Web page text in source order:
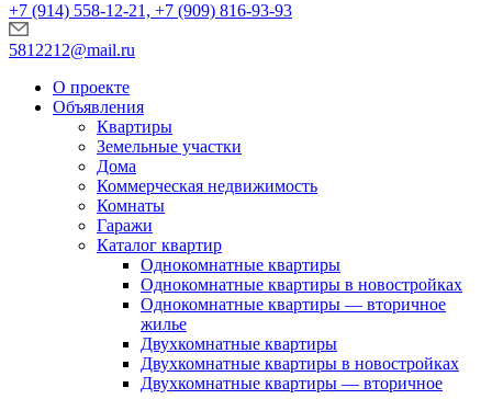
+7 (914) 558-12-21, +7 (909) 816-93-93
5812212@mail.ru
О проекте
Объявления
Квартиры
Земельные участки
Дома
Коммерческая недвижимость
Комнаты
Гаражи
Каталог квартир
Однокомнатные квартиры
Однокомнатные квартиры в новостройках
Однокомнатные квартиры — вторичное
жилье
Двухкомнатные квартиры
Двухкомнатные квартиры в новостройках
Двухкомнатные квартиры — вторичное